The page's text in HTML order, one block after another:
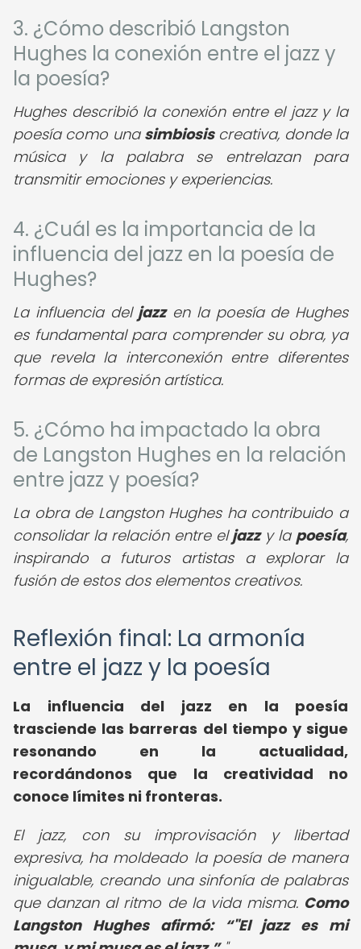
3. ¿Cómo describió Langston
Hughes la conexión entre el jazz y
la poesía?
Hughes describió la conexión entre el jazz y la
poesía como una simbiosiscreativa, donde la
música y la palabra se entrelazan para
transmitir emociones y experiencias.
4. ¿Cuál es la importancia de la
influencia del jazz en la poesía de
Hughes?
La influencia del jazzen la poesía de Hughes
es fundamental para comprender su obra, ya
que revela la interconexión entre diferentes
formas de expresión artística.
5. ¿Cómo ha impactado la obra
de Langston Hughes en la relación
entre jazz y poesía?
La obra de Langston Hughes ha contribuido a
consolidar la relación entre eljazzy la poesía,
inspirando a futuros artistas a explorar la
fusión de estos dos elementos creativos.
Reflexión final: La armonía
entre el jazz y la poesía
La influencia del jazz en la poesía
trasciende las barreras del tiempo y sigue
resonando en la actualidad,
recordándonos que la creatividad no
conoce límites ni fronteras.
El jazz, con su improvisación y libertad
expresiva, ha moldeado la poesía de manera
inigualable, creando una sinfonía de palabras
que danzan al ritmo de la vida misma. Como
Langston Hughes afirmó:
"El jazz es mi